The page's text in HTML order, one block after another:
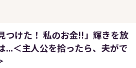
つけた！ 私のお金!!」輝きを放
...＜主人公を拾ったら、夫がで